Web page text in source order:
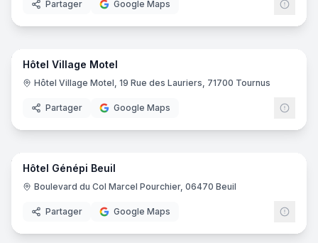
Partager Google Maps
29
Hôtel Village Motel
Hôtel Village Motel, 19 Rue des Lauriers, 71700 Tournus
Partager Google Maps
24
Hôtel Génépi Beuil
Boulevard du Col Marcel Pourchier, 06470 Beuil
Partager Google Maps